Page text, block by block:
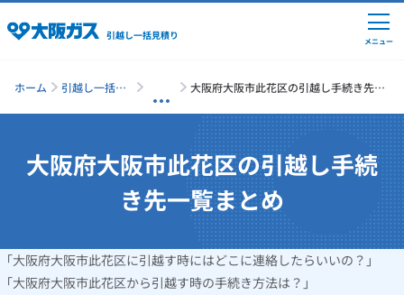
引越し一括見積り
引越しの準備
引越し費用の相場
単身の引越し
メニュー
ホーム
引越し一括見
大阪府大阪市此花区の引越し手続き先一
大阪府大阪市此花区の引越し手続
き先一覧まとめ
「大阪府大阪市此花区に引越す時にはどこに連絡したらいいの？」
「大阪府大阪市此花区から引越す時の手続き方法は？」